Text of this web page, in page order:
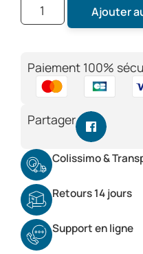
Ajouter
Paiement 100%
Partager
Colissimo &
Retours 14 jours
Support en ligne